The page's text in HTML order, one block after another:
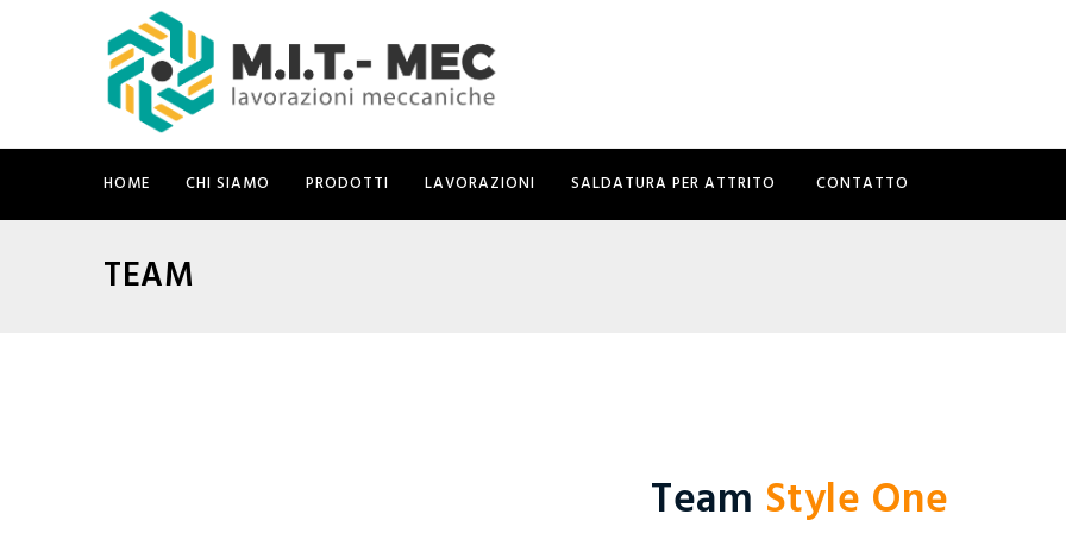
HOME CHI SIAMO PRODOTTI LAVORAZIONI SALDATURA PER ATTRITO CONTATTO
TEAM
Team Style One